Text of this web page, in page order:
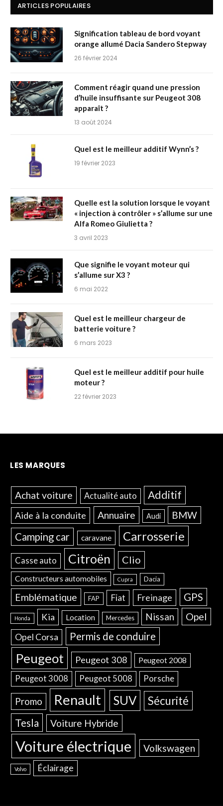
ARTICLES POPULAIRES
Signification tableau de bord voyant
orange allumé Dacia Sandero Stepway
26 février 2024
Comment réagir quand une pression
d’huile insuffisante sur Peugeot 308
apparaît ?
13 août 2024
Quel est le meilleur additif Wynn’s ?
19 février 2023
Quelle est la solution lorsque le voyant
« injection à contrôler » s’allume sur une
Alfa Romeo Giulietta ?
3 avril 2023
Que signifie le voyant moteur qui
s’allume sur X3 ?
6 mai 2022
Quel est le meilleur chargeur de
batterie voiture ?
6 mars 2023
Quel est le meilleur additif pour huile
moteur ?
22 février 2023
LES MARQUES
Achat voiture Actualité auto Additif
Aide à la conduite Annuaire Audi BMW
Camping car caravane Carrosserie
Casse auto Citroën Clio
Constructeurs automobiles Cupra Dacia
Emblématique FAP Fiat Freinage GPS
Honda Kia Location Mercedes Nissan Opel
Opel Corsa Permis de conduire
Peugeot Peugeot 308 Peugeot 2008
Peugeot 3008 Peugeot 5008 Porsche
Promo Renault SUV Sécurité
Tesla Voiture Hybride
Voiture électrique Volkswagen
Volvo Éclairage